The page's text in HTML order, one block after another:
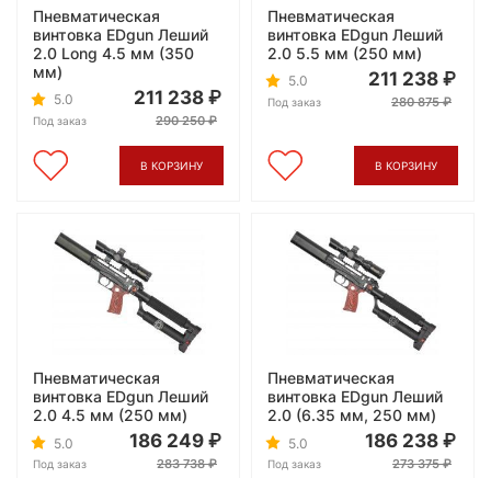
Пневматическая
винтовка EDgun Леший
2.0 Long 4.5 мм (350
мм)
5.0
Под заказ
211 238
290 250
В КОРЗИНУ
Пневматическая
винтовка EDgun Леший
2.0 5.5 мм (250 мм)
5.0
Под заказ
211 238
280 875
В КОРЗИНУ
Пневматическая
винтовка EDgun Леший
2.0 4.5 мм (250 мм)
5.0
Под заказ
186 249
283 738
Пневматическая
винтовка EDgun Леший
2.0 (6.35 мм, 250 мм)
5.0
Под заказ
186 238
273 375